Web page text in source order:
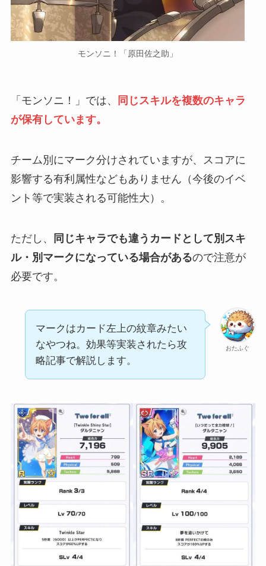
モンソニ！「原田佐之助」
「モンソニ！」では、
同じスキルを複数のキャラ
が保有しています。
チーム別にマーク分けされていますが、スコアに
影響する有利属性などもありません（今後のイベ
ント等で実装される可能性大）。
ただし、
同じキャラでも違うカードとして別スキ
ル・別マークになっている場合があるので注意が
必要です。
おたふぐ
マークはカード左上の紋章みたい
なやつね。効果等実装されたら攻
略記事で解説します。